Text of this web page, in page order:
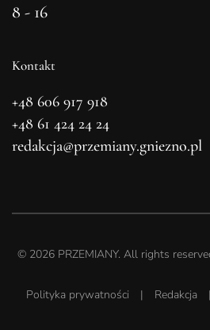
8 - 16
Kontakt
+48 606 917 918
+48 61 424 24 24
redakcja@przemiany.gniezno.pl
© 2026PRZEMIANY. All rights
Polityka prywatności | Redakcja